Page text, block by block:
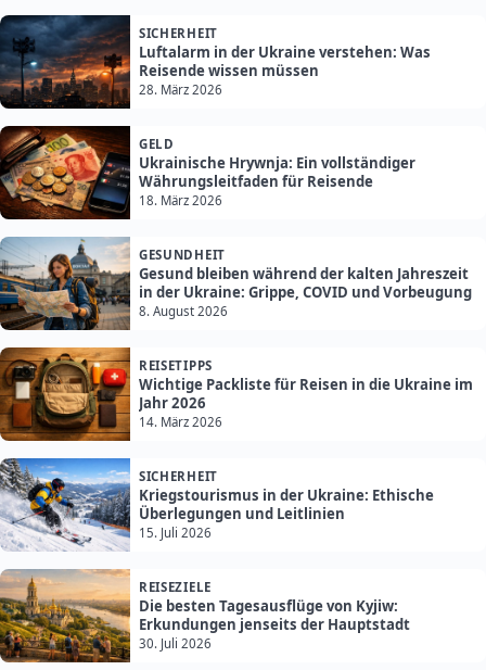
SICHERHEIT
Luftalarm in der Ukraine verstehen: Was
Reisende wissen müssen
28. März 2026
GELD
Ukrainische Hrywnja: Ein vollständiger
Währungsleitfaden für Reisende
18. März 2026
GESUNDHEIT
Gesund bleiben während der kalten Jahreszeit
in der Ukraine: Grippe, COVID und Vorbeugung
8. August 2026
REISETIPPS
Wichtige Packliste für Reisen in die Ukraine im
Jahr 2026
14. März 2026
SICHERHEIT
Kriegstourismus in der Ukraine: Ethische
Überlegungen und Leitlinien
15. Juli 2026
REISEZIELE
Die besten Tagesausflüge von Kyjiw:
Erkundungen jenseits der Hauptstadt
30. Juli 2026